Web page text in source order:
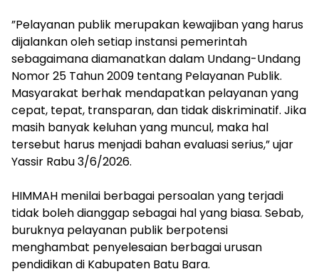
‎”Pelayanan publik merupakan kewajiban yang harus
dijalankan oleh setiap instansi pemerintah
sebagaimana diamanatkan dalam Undang-Undang
Nomor 25 Tahun 2009 tentang Pelayanan Publik.
Masyarakat berhak mendapatkan pelayanan yang
cepat, tepat, transparan, dan tidak diskriminatif. Jika
masih banyak keluhan yang muncul, maka hal
tersebut harus menjadi bahan evaluasi serius,” ujar
Yassir Rabu 3/6/2026.
‎HIMMAH menilai berbagai persoalan yang terjadi
tidak boleh dianggap sebagai hal yang biasa. Sebab,
buruknya pelayanan publik berpotensi
menghambat penyelesaian berbagai urusan
pendidikan di Kabupaten Batu Bara.